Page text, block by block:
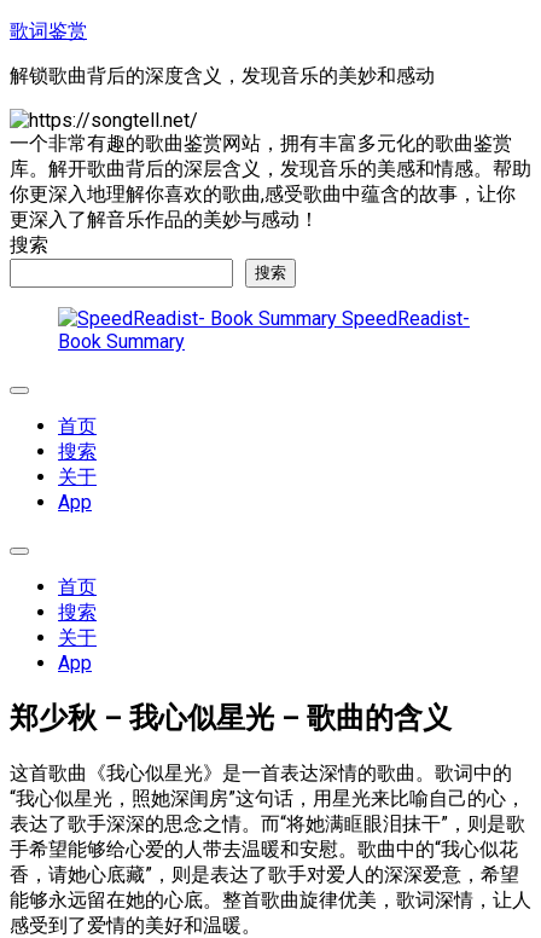
跳
内
容
歌词鉴赏
解锁歌曲背后的深度含义，发现音乐的美妙和感动
一个非常有趣的歌曲鉴赏网站，拥有丰富多元化的歌曲鉴赏
库。解开歌曲背后的深层含义，发现音乐的美感和情感。帮助
你更深入地理解你喜欢的歌曲,感受歌曲中蕴含的故事，让你
更深入了解音乐作品的美妙与感动！
搜索
搜索
SpeedReadist-
Book Summary
展
首页
搜索
关于
App
展
首页
搜索
关于
App
郑少秋 – 我心似星光 – 歌曲的含义
这首歌曲《我心似星光》是一首表达深情的歌曲。歌词中的
“我心似星光，照她深闺房”这句话，用星光来比喻自己的心，
表达了歌手深深的思念之情。而“将她满眶眼泪抹干”，则是歌
手希望能够给心爱的人带去温暖和安慰。歌曲中的“我心似花
香，请她心底藏”，则是表达了歌手对爱人的深深爱意，希望
能够永远留在她的心底。整首歌曲旋律优美，歌词深情，让人
感受到了爱情的美好和温暖。